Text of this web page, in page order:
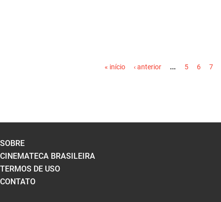
« início ‹ anterior … 5 6 7
SOBRE
CINEMATECA BRASILEIRA
TERMOS DE USO
CONTATO